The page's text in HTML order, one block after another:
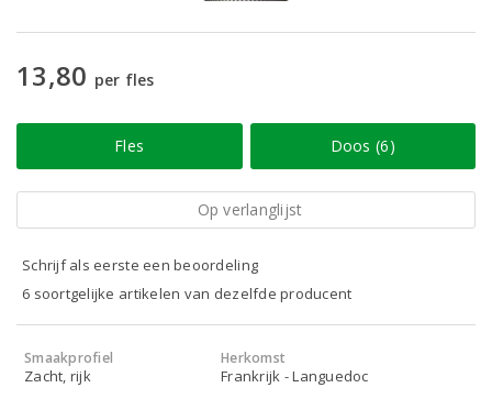
13,80 per fles
Fles Doos (6)
Op verlanglijst
Schrijf als eerste een beoordeling
6 soortgelijke artikelen van dezelfde producent
Smaakprofiel
Zacht, rijk
Herkomst
Frankrijk - Languedoc